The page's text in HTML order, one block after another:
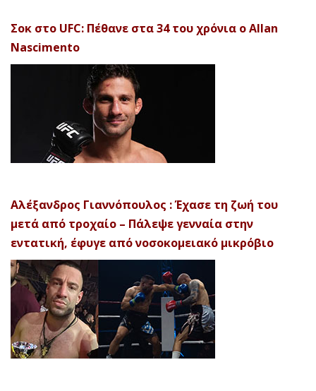
Σοκ στο UFC: Πέθανε στα 34 του χρόνια ο Allan
Nascimento
Αλέξανδρος Γιαννόπουλος : Έχασε τη ζωή του
μετά από τροχαίο – Πάλεψε γενναία στην
εντατική, έφυγε από νοσοκομειακό μικρόβιο